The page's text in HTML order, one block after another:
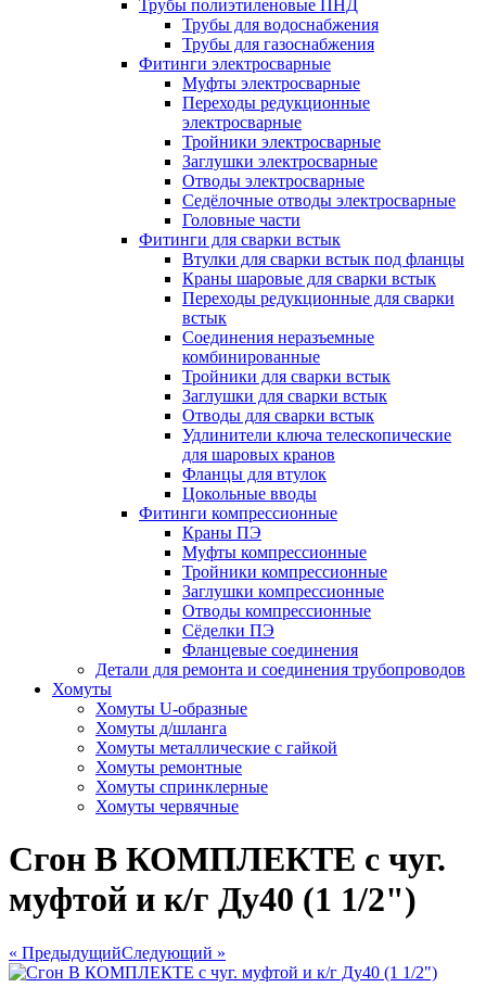
Трубы полиэтиленовые ПНД
Трубы для водоснабжения
Трубы для газоснабжения
Фитинги электросварные
Муфты электросварные
Переходы редукционные
электросварные
Тройники электросварные
Заглушки электросварные
Отводы электросварные
Седёлочные отводы электросварные
Головные части
Фитинги для сварки встык
Втулки для сварки встык под фланцы
Краны шаровые для сварки встык
Переходы редукционные для сварки
встык
Соединения неразъемные
комбинированные
Тройники для сварки встык
Заглушки для сварки встык
Отводы для сварки встык
Удлинители ключа телескопические
для шаровых кранов
Фланцы для втулок
Цокольные вводы
Фитинги компрессионные
Краны ПЭ
Муфты компрессионные
Тройники компрессионные
Заглушки компрессионные
Отводы компрессионные
Сёделки ПЭ
Фланцевые соединения
Детали для ремонта и соединения трубопроводов
Хомуты
Хомуты U-образные
Хомуты д/шланга
Хомуты металлические с гайкой
Хомуты ремонтные
Хомуты спринклерные
Хомуты червячные
Сгон В КОМПЛЕКТЕ с чуг.
муфтой и к/г Ду40 (1 1/2")
« ПредыдущийСледующий »